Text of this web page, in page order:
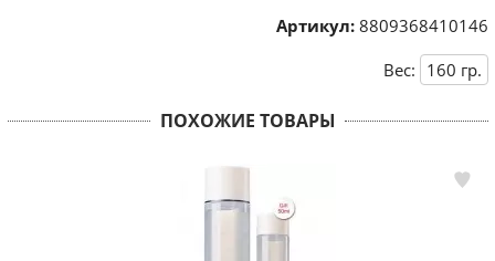
Артикул: 8809368410146
Вес: 160 гр.
ПОХОЖИЕ ТОВАРЫ